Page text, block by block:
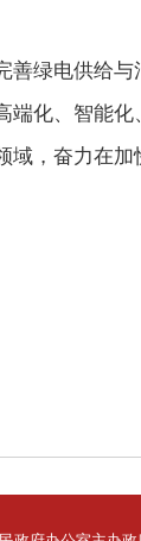
善绿电供给
化、智能
，奋力在加